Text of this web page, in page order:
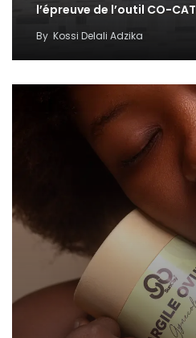
l’épreuve de l’outil CO-CAT
By Kossi Delali Adzika